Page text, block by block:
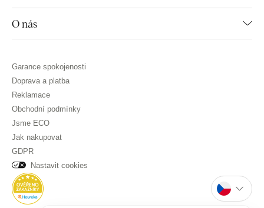
O nás
Garance spokojenosti
Doprava a platba
Reklamace
Obchodní podmínky
Jsme ECO
Jak nakupovat
GDPR
Nastavit cookies